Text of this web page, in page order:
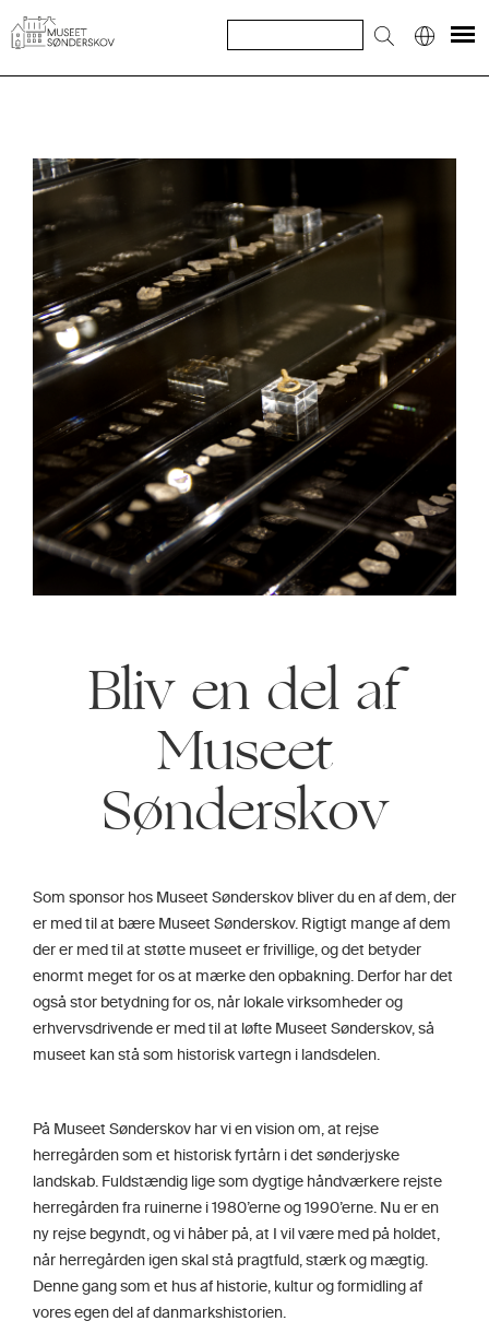
Bliv en del af
Museet
Sønderskov
Som sponsor hos Museet Sønderskov bliver du en af dem, der
er med til at bære Museet Sønderskov. Rigtigt mange af dem
der er med til at støtte museet er frivillige, og det betyder
enormt meget for os at mærke den opbakning. Derfor har det
også stor betydning for os, når lokale virksomheder og
erhvervsdrivende er med til at løfte Museet Sønderskov, så
museet kan stå som historisk vartegn i landsdelen.
På Museet Sønderskov har vi en vision om, at rejse
herregården som et historisk fyrtårn i det sønderjyske
landskab. Fuldstændig lige som dygtige håndværkere rejste
herregården fra ruinerne i 1980’erne og 1990’erne. Nu er en
ny rejse begyndt, og vi håber på, at I vil være med på holdet,
når herregården igen skal stå pragtfuld, stærk og mægtig.
Denne gang som et hus af historie, kultur og formidling af
vores egen del af danmarkshistorien.